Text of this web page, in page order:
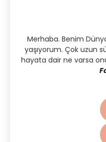
Merhaba. Benim
yaşıyorum. Çok uzun
hayata dair ne varsa